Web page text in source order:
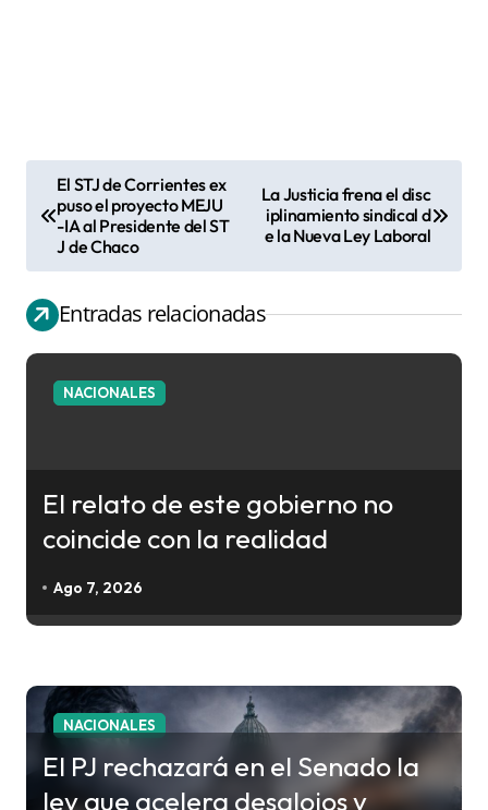
v
e
g
a
n
r
El STJ de Corrientes ex
puso el proyecto MEJU
-IA al Presidente del ST
J de Chaco
La Justicia frena el disc
iplinamiento sindical d
e la Nueva Ley Laboral
Entradas relacionadas
NACIONALES
El relato de este gobierno no
coincide con la realidad
Ago 7, 2026
NACIONALES
El PJ rechazará en el Senado la
ley que acelera desalojos y